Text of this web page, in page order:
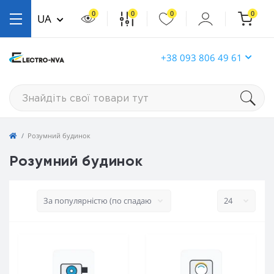
+38 093 806 49 61
UA 0 0 0 0
Розумний будинок
Розумний будинок